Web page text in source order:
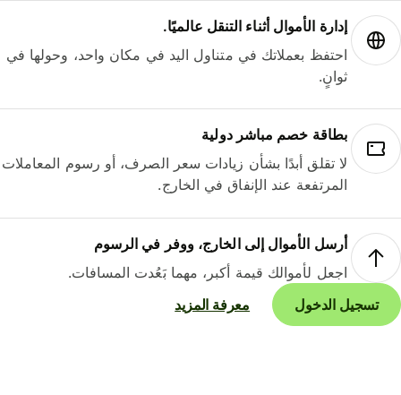
إدارة الأموال أثناء التنقل عالميًا.
احتفظ بعملاتك في متناول اليد في مكان واحد، وحولها في
ثوانٍ.
بطاقة خصم مباشر دولية
لا تقلق أبدًا بشأن زيادات سعر الصرف، أو رسوم المعاملات
المرتفعة عند الإنفاق في الخارج.
أرسل الأموال إلى الخارج، ووفر في الرسوم
اجعل لأموالك قيمة أكبر، مهما بَعُدت المسافات.
تسجيل الدخول
معرفة المزيد